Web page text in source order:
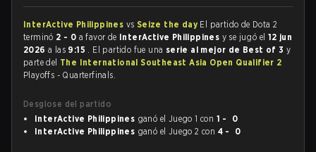
InterActive Philippines vs Seize the day El partido de Dota 2
terminó 2 - 0 a favor de InterActive Philippines y se jugó el 12 jun
2026 a las 9:15 . El partido fue una serie al mejor de Best of 3y
parte del The International Southeast Asia Open Qualifier 2
Playoffs - Quarterfinals.
Desglose del partido
InterActive Philippines ganó el Juego 1 con 1 - 0
InterActive Philippines ganó el Juego 2 con 4 - 0